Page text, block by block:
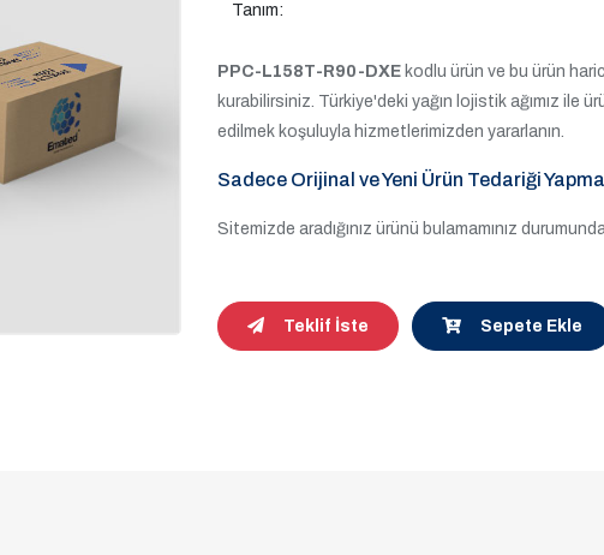
Tanım:
PPC-L158T-R90-DXE kodlu ürün ve bu ürün
kurabilirsiniz. Türkiye'deki yağın lojistik ağımız ile
edilmek koşuluyla hizmetlerimizden yararlanın.
Sadece Orijinal ve Yeni Ürün Tedariği
Sitemizde aradığınız ürünü bulamamınız
Teklif İste Sepete Ekle